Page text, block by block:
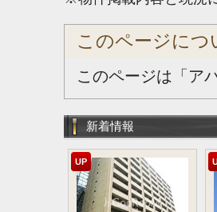
このページにつ
このページは「ア
新着情報
UP